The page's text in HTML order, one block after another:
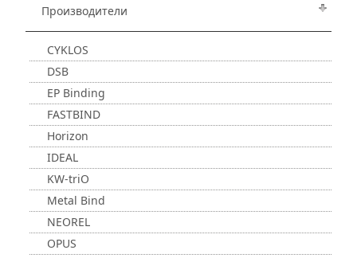
Производители
CYKLOS
DSB
EP Binding
FASTBIND
Horizon
IDEAL
KW-triO
Metal Bind
NEOREL
OPUS